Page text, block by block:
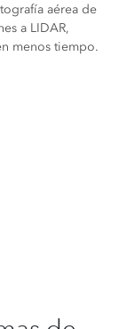
aérea de
a LIDAR,
menos tiempo.